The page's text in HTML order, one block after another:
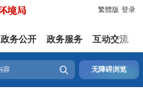
登录
繁體版
政务公开 政务服务 互动交流
 无障碍浏览